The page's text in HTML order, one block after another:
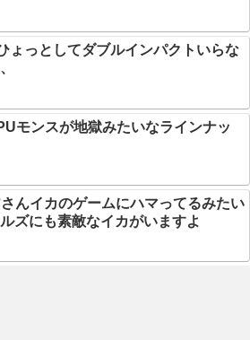
ょっとしてダブルインパクトいらな
モンスが地獄みたいなラインナッ
さんイカのゲームにハマってるみたい
ズにも素敵なイカがいますよ